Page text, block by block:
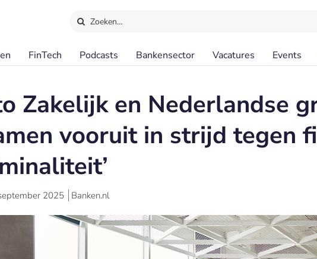
Zoeken…
FinTech Podcasts Bankensector Vacatures Events
Zakelijk en Nederlandse
vooruit in strijd tegen
2025 Banken.nl